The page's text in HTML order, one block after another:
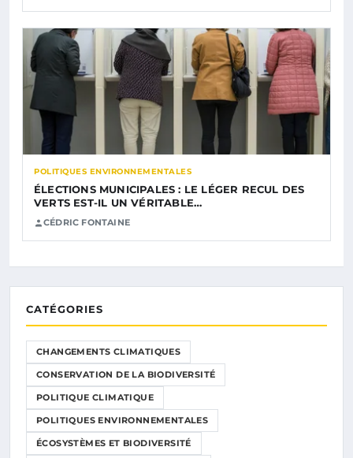
POLITIQUES ENVIRONNEMENTALES
ÉLECTIONS MUNICIPALES : LE LÉGER RECUL DES
VERTS EST-IL UN VÉRITABLE…
CÉDRIC FONTAINE
CATÉGORIES
CHANGEMENTS CLIMATIQUES
CONSERVATION DE LA BIODIVERSITÉ
POLITIQUE CLIMATIQUE
POLITIQUES ENVIRONNEMENTALES
ÉCOSYSTÈMES ET BIODIVERSITÉ